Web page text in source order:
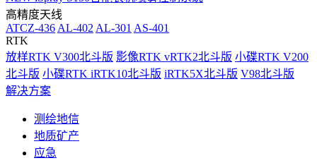
高精度天线
ATCZ-436 AL-402 AL-301 AS-401
RTK
放样RTK V300北斗版 影像RTK vRTK2北斗版 小碟RTK V200
北斗版 小碟RTK iRTK10北斗版 iRTK5X北斗版 V98北斗版
解决方案
测绘地信
地质矿产
应急